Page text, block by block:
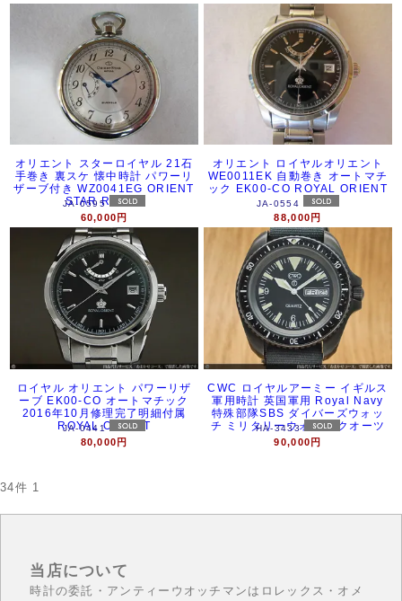
オリエント スターロイヤル 21石
手巻き 裏スケ 懐中時計 パワーリ
ザーブ付き WZ0041EG ORIENT
STAR ROYAL
JA-0595
60,000円
オリエント ロイヤルオリエント
WE0011EK 自動巻き オートマチ
ック EK00-CO ROYAL ORIENT
JA-0554
88,000円
ロイヤル オリエント パワーリザ
ーブ EK00-CO オートマチック
2016年10月修理完了明細付属
ROYAL ORIENT
JA-0441
80,000円
CWC ロイヤルアーミー イギルス
軍用時計 英国軍用 Royal Navy
特殊部隊SBS ダイバーズウォッ
チ ミリタリーウォッチ クオーツ
HA-3433
90,000円
34件 1
当店について
時計の委託・アンティーウオッチマンはロレックス・オメ